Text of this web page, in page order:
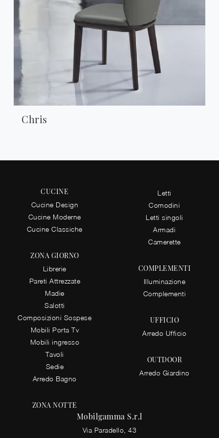
Chris
CUCINE
Cucine Design
Cucine Moderne
Cucine Classiche
ZONA GIORNO
Librerie
Pareti Attrezzate
Madie
Salotti
Composizioni Sospese
Mobili Porta Tv
Mobili ingresso
Tavoli
Sedie
Arredo Bagno
ZONA NOTTE
Letti
Comodini
Letti singoli
Armadi
Camerette
COMPLEMENTI
Illuminazione
Complementi
UFFICIO
Arredo Ufficio
OUTDOOR
Arredo Giardino
Mobilgamma S.r.l
Via Paradello, 43